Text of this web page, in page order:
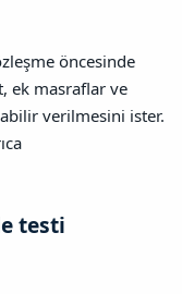
öncesinde
ek masraflar ve
verilmesini ister.
testi